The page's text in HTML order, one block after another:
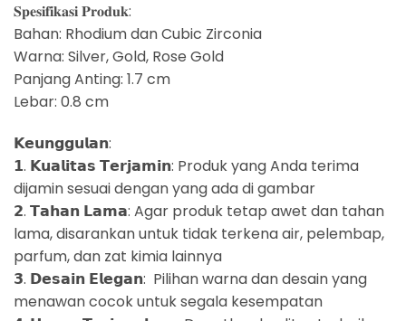
𝐒𝐩𝐞𝐬𝐢𝐟𝐢𝐤𝐚𝐬𝐢 𝐏𝐫𝐨𝐝𝐮𝐤:
Bahan: Rhodium dan Cubic Zirconia
Warna: Silver, Gold, Rose Gold
Panjang Anting: 1.7 cm
Lebar: 0.8 cm
𝗞𝗲𝘂𝗻𝗴𝗴𝘂𝗹𝗮𝗻:
𝟭. 𝗞𝘂𝗮𝗹𝗶𝘁𝗮𝘀 𝗧𝗲𝗿𝗷𝗮𝗺𝗶𝗻: Produk yang Anda terima
dijamin sesuai dengan yang ada di gambar
𝟮. 𝗧𝗮𝗵𝗮𝗻 𝗟𝗮𝗺𝗮: Agar produk tetap awet dan tahan
lama, disarankan untuk tidak terkena air, pelembap,
parfum, dan zat kimia lainnya
𝟯. 𝗗𝗲𝘀𝗮𝗶𝗻 𝗘𝗹𝗲𝗴𝗮𝗻: Pilihan warna dan desain yang
menawan cocok untuk segala kesempatan